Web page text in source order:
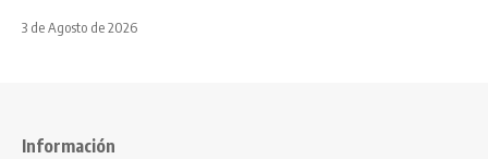
3 de Agosto de 2026
Información